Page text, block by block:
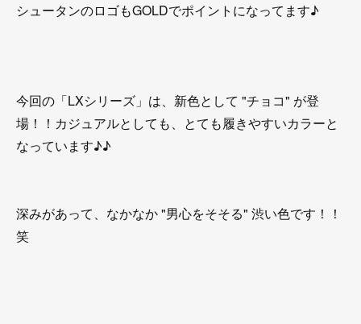
シュータンのロゴもGOLDでポイントになってます♪
今回の「LXシリーズ」は、新色として "チョコ" が登
場！！カジュアルとしても、とても履きやすいカラーと
なっています♪♪
深みがあって、なかなか "男心をそそる" 渋い色です！！
笑